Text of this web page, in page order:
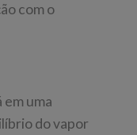
com o
uma
do vapor